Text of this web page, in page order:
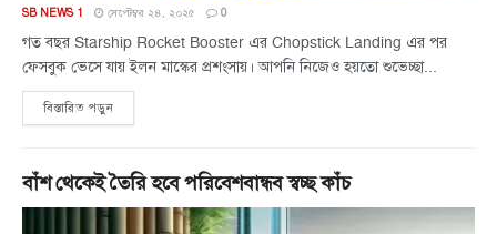
SB NEWS 1 সেপ্টেম্বর ২৪, ২০২৫ 0
গত বছর Starship Rocket Booster এর Chopstick Landing এর পর
ফেসবুক ভেসে যায় ইলন মাস্কের প্রশংসায়। আপনি নিজেও হয়তো শুভেচ্ছা...
বিস্তারিত পড়ুন
বাঁশ থেকেই তৈরি হবে পরিবেশবান্ধব স্বচ্ছ কাঁচ